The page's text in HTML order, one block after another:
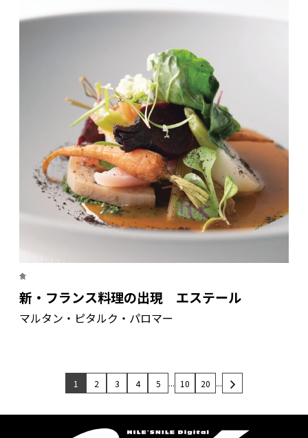
食
新・フランス料理の出現 エステール
マルタン・ピタルク・パロマー
1 2 3 4 5 ... 10 20 ...